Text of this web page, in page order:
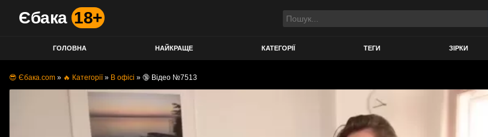
Єбака 18+
ГОЛОВНА НАЙКРАЩЕ КАТЕГОРІЇ ТЕГИ ЗІРКИ
😎 Єбака.com » 🔥 Категорії» В офісі » 🔞 Відео №7513